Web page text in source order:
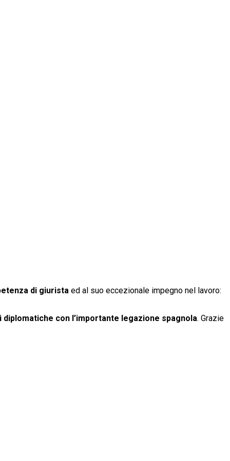
di giurista ed al suo eccezionale impegno nel lavoro:
con l’importante legazione spagnola. Grazie